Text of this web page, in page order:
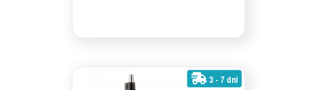
3 - 7 dni